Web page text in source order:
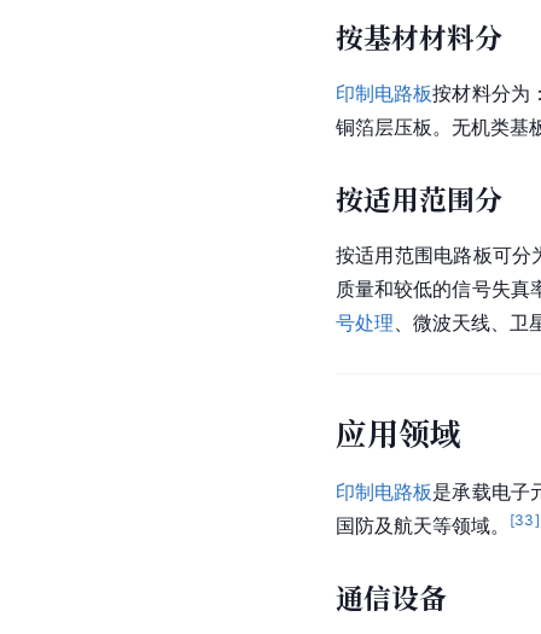
按基材材料分
印制电路板按材料分为
铜箔层压板。无机类基
按适用范围分
按适用范围电路板可分
质量和较低的信号失真
号处理、 微波天线、卫
应用领域
印制电路板是承载电子
国防及航天等领域。
[33]
通信设备